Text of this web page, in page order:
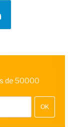
de 50000
OK